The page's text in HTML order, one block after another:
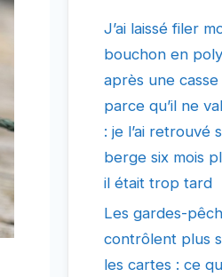
J’ai laissé filer
bouchon en
après une
parce qu’il ne
: je l’ai retrouvé
berge six mois
il était trop tard
Les gardes-
contrôlent plus
les cartes : ce